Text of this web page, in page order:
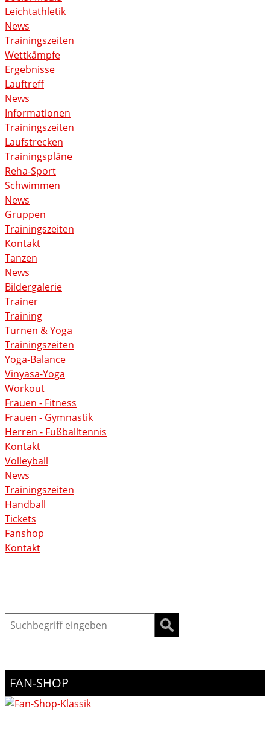
Leichtathletik
News
Trainingszeiten
Wettkämpfe
Ergebnisse
Lauftreff
News
Informationen
Trainingszeiten
Laufstrecken
Trainingspläne
Reha-Sport
Schwimmen
News
Gruppen
Trainingszeiten
Kontakt
Tanzen
News
Bildergalerie
Trainer
Training
Turnen & Yoga
Trainingszeiten
Yoga-Balance
Vinyasa-Yoga
Workout
Frauen - Fitness
Frauen - Gymnastik
Herren - Fußballtennis
Kontakt
Volleyball
News
Trainingszeiten
Handball
Tickets
Fanshop
Kontakt
Suche
FAN-SHOP